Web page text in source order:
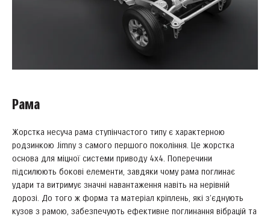
Рама
Жорстка несуча рама ступінчастого типу є характерною
родзинкою Jimny з самого першого покоління. Це жорстка
основа для міцної системи приводу 4х4. Поперечини
підсилюють бокові елементи, завдяки чому рама поглинає
удари та витримує значні навантаження навіть на нерівній
дорозі. До того ж форма та матеріал кріплень, які з’єднують
кузов з рамою, забезпечують ефективне поглинання вібрацій та